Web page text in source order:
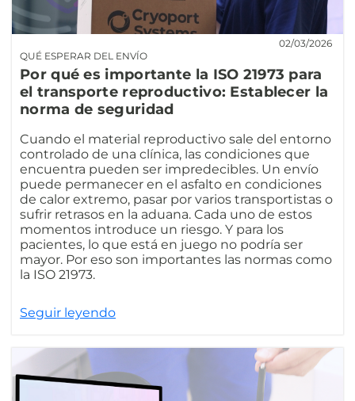
QUÉ ESPERAR DEL ENVÍO
02/03/2026
Por qué es importante la ISO 21973 para
el transporte reproductivo: Establecer la
norma de seguridad
Cuando el material reproductivo sale del entorno
controlado de una clínica, las condiciones que
encuentra pueden ser impredecibles. Un envío
puede permanecer en el asfalto en condiciones
de calor extremo, pasar por varios transportistas o
sufrir retrasos en la aduana. Cada uno de estos
momentos introduce un riesgo. Y para los
pacientes, lo que está en juego no podría ser
mayor. Por eso son importantes las normas como
la ISO 21973.
Seguir leyendo